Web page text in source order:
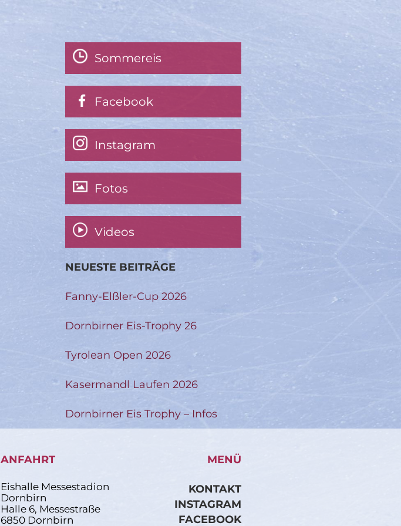
Sommereis
Facebook
Instagram
Fotos
Videos
NEUESTE BEITRÄGE
Fanny-Elßler-Cup 2026
Dornbirner Eis-Trophy 26
Tyrolean Open 2026
Kasermandl Laufen 2026
Dornbirner Eis Trophy – Infos
ANFAHRT
Eishalle Messestadion
Dornbirn
Halle 6, Messestraße
6850 Dornbirn
MENÜ
KONTAKT
INSTAGRAM
FACEBOOK